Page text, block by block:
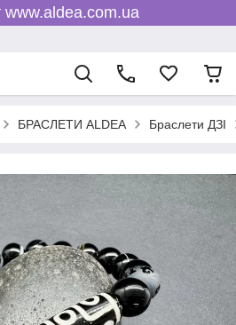
БРАСЛЕТИ ALDEA Браслети ДЗІ